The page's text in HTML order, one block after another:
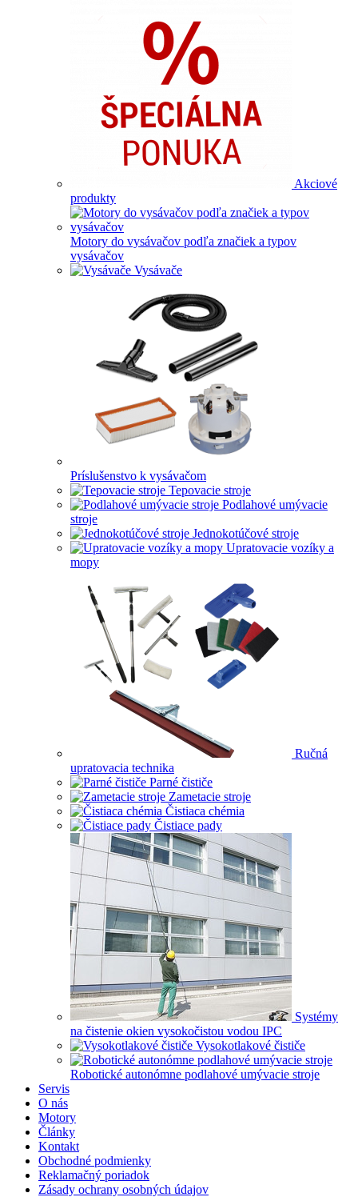
Akciové
produkty
Motory do vysávačov podľa značiek a typov
vysávačov
Vysávače
Príslušenstvo k vysávačom
Tepovacie stroje
Podlahové umývacie
stroje
Jednokotúčové stroje
Upratovacie vozíky a
mopy
Ručná
upratovacia technika
Parné čističe
Zametacie stroje
Čistiaca chémia
Čistiace pady
Systémy
na čistenie okien vysokočistou vodou IPC
Vysokotlakové čističe
Robotické autonómne podlahové umývacie stroje
Servis
O nás
Motory
Články
Kontakt
Obchodné podmienky
Reklamačný poriadok
Zásady ochrany osobných údajov